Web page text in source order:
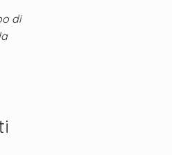
di